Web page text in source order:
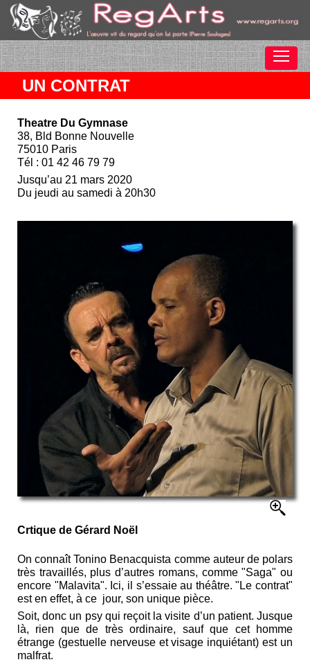
UN CONTRAT
Theatre Du Gymnase
38, Bld Bonne Nouvelle
75010 Paris
Tél : 01 42 46 79 79
Jusqu’au 21 mars 2020
Du jeudi au samedi à 20h30
Crtique de Gérard Noël
On connaît Tonino Benacquista comme auteur de polars
très travaillés, plus d’autres romans, comme "Saga" ou
encore "Malavita". Ici, il s’essaie au théâtre. "Le contrat"
est en effet, à ce jour, son unique pièce.
Soit, donc un psy qui reçoit la visite d’un patient. Jusque
là, rien que de très ordinaire, sauf que cet homme
étrange (gestuelle nerveuse et visage inquiétant) est un
malfrat.